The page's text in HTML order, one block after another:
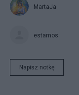
MartaJa
estamos
Napisz notkę